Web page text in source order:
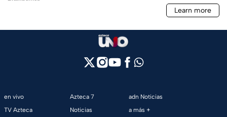
en vivo
TV Azteca
Azteca 7
Noticias
adn Noticias
a más +